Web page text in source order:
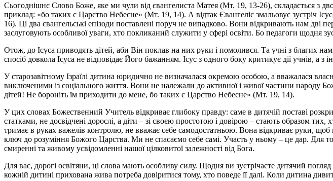
Сьогоднішнє Слово Боже, яке ми чули від євангелиста Матея (Мт. 19, 13-26), складається з
приклад: «бо таких є Царство Небесне» (Мт. 19, 14). А відтак Євангеліє змальовує
16). Ці два євангельські епізоди поставлені поруч не випадково. Вони відкривають нам дві
заслуговують особливої уваги, хто покликаний служити у сфері освіти. Бо педагоги щодня
Отож, до Ісуса приводять дітей, аби Він поклав на них руки і помолився. Та учні з благих
спосіб довкола Ісуса не відповідає Його бажанням. Ісус з одного боку критикує дії учнів, а
У старозавітному Ізраїлі дитина юридично не визначалася окремою особою, а вважалася
виключеними із соціального життя. Вони не належали до активної і живої частини народу
дітей! Не бороніть їм приходити до мене, бо таких є Царство Небесне» (Мт. 19, 14).
У цих словах Божественний Учитель відкриває глибоку правду: саме в дитячій поставі
статками, не досвідчені дорослі, а діти – зі своєю простотою і довірою – стають образом
тримає в руках важелів контролю, не вважає себе самодостатньою. Вона відкриває руки,
ключ до розуміння Божого Царства. Ми не спасаємо себе самі. Участь у ньому – це дар. Для
смиренні та живому усвідомленні нашої цілковитої залежності від Бога.
Для вас, дорогі освітяни, ці слова мають особливу силу. Щодня ви зустрічаєте дитячий
кожній дитині прихована жива потреба довіритися тому, хто поведе її далі. Коли дитина